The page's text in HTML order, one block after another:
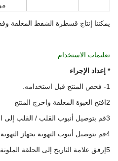
يمكننا إنتاج قسطرة الشفط المغلقة
تعليمات الاستخدام
* إعداد الإجراء
4قم بتوصيل أنبوب التهوية بجهاز التهوية
5إرفق علامة التاريخ إلى الحلقة الملونة